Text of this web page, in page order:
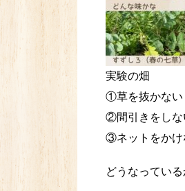
実験の畑
①草を抜かない
②間引きをしな
③ネットをかけ
どうなってい